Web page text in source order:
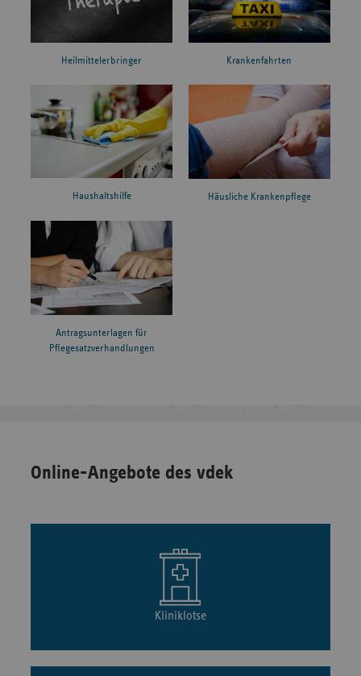
Heilmittelerbringer Krankenfahrten
Haushaltshilfe Häusliche Krankenpflege
Antragsunterlagen für
Pflegesatzverhandlungen
Online-Angebote des vdek
Kliniklotse